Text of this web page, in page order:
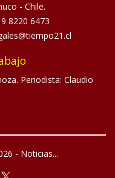
- Chile.
8220 6473
Periodista: Claudio
- Noticias...